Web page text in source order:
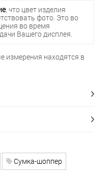
, что цвет изделия
фото. Это во
во время
Вашего дисплея.
измерения находятся в
Сумка-шоппер